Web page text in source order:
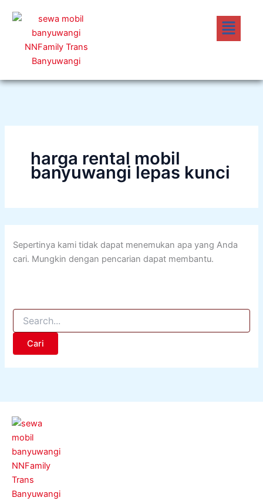
Menu
harga rental mobil
banyuwangi lepas kunci
Sepertinya kami tidak dapat menemukan apa yang Anda
cari. Mungkin dengan pencarian dapat membantu.
untuk: